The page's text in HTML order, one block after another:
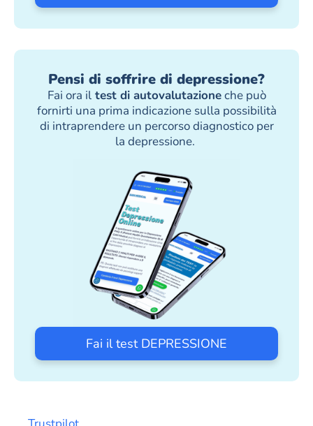
Pensi di soffrire di depressione?
Fai ora iltest di autovalutazioneche può
fornirti una prima indicazione sulla possibilità
di intraprendere un percorso diagnostico per
la depressione.
Fai il test DEPRESSIONE